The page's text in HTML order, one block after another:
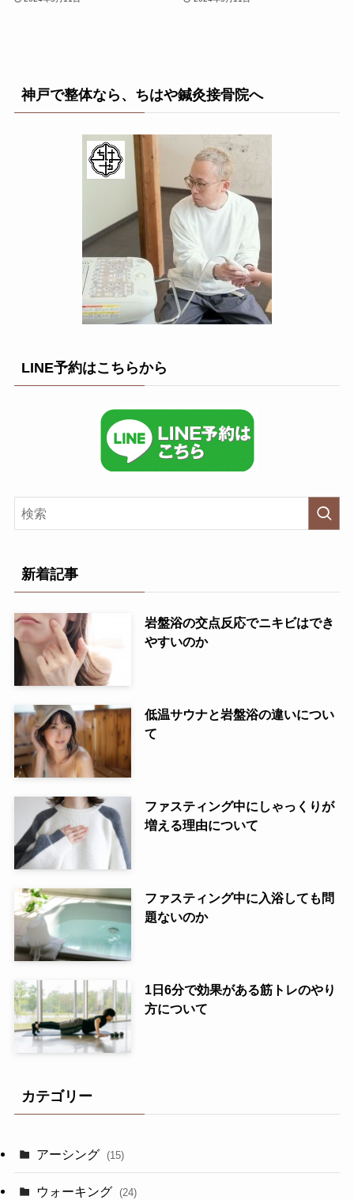
神戸で整体なら、ちはや鍼灸接骨院へ
LINE予約はこちらから
新着記事
岩盤浴の交点反応でニキビはでき
やすいのか
低温サウナと岩盤浴の違いについ
て
ファスティング中にしゃっくりが
増える理由について
ファスティング中に入浴しても問
題ないのか
1日6分で効果がある筋トレのやり
方について
カテゴリー
アーシング (15)
ウォーキング (24)